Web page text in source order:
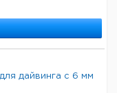
дайвинга с 6 мм